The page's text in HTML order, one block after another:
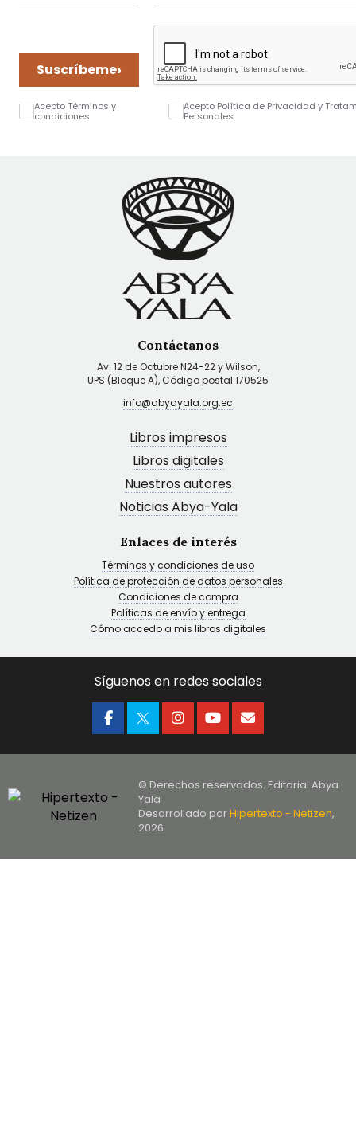
Suscríbeme›
Acepto Términos y
condiciones
Acepto Política de Privacidad y
Personales
Contáctanos
Av. 12 de Octubre N24-22 y Wilson,
UPS (Bloque A), Código postal 170525
info@abyayala.org.ec
Libros impresos
Libros digitales
Nuestros autores
Noticias Abya-Yala
Enlaces de interés
Términos y condiciones de uso
Política de protección de datos personales
Condiciones de compra
Políticas de envío y entrega
Cómo accedo a mis libros digitales
Síguenos en redes sociales
© Derechos reservados. Editorial Abya
Yala
Desarrollado porHipertexto - Netizen,
2026